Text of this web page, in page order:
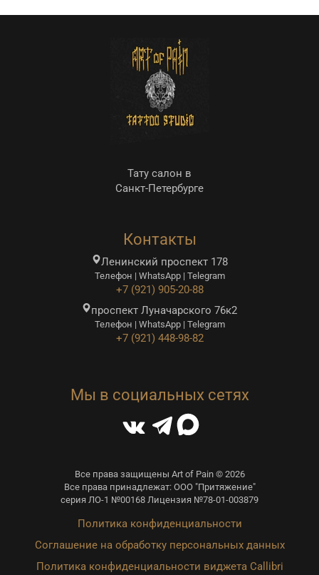
Тату салон в
Санкт-Петербурге
Контакты
Ленинский проспект 178
Телефон | WhatsApp | Telegram
+7 (921) 905-20-88
проспект Луначарского 76к2
Телефон | WhatsApp | Telegram
+7 (921) 448-98-82
Мы в социальных сетях
Все права защищены Art of Pain © 2026
Все права принадлежат: ООО "Притяжение"
серия ЛО-1 №00168 Лицензия №78-01-003879
Политика конфиденциальности
Соглашение на обработку персональных данных
Политика конфиденциальности виджета Callibri